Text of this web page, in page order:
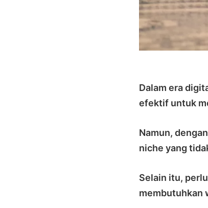
Dalam era
efektif untuk
Namun,
niche yang
Selain itu,
membutuhkan